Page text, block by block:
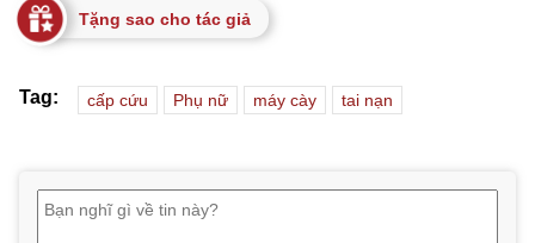
Tặng sao cho tác giả
Tag: cấp cứu Phụ nữ máy cày tai nạn